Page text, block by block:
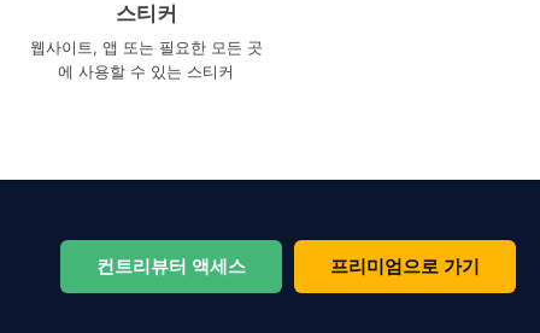
스티커
웹사이트, 앱 또는 필요한 모든 곳
에 사용할 수 있는 스티커
컨트리뷰터 액세스 프리미엄으로 가기